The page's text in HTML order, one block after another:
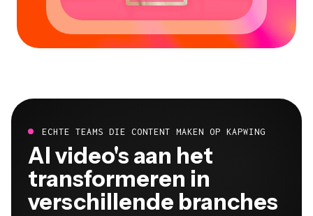
ECHTE TEAMS DIE CONTENT MAKEN OP KAPWING
Al video's aan het
transformeren in
verschillende branches